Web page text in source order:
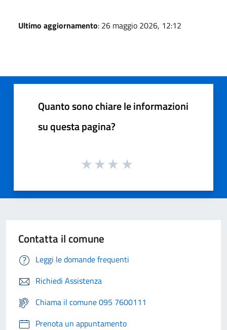
Ultimo aggiornamento: 26 maggio 2026, 12:12
Quanto sono chiare le informazioni
su questa pagina?
Contatta il comune
Leggi le domande frequenti
Richiedi Assistenza
Chiama il comune 095 7600111
Prenota un appuntamento